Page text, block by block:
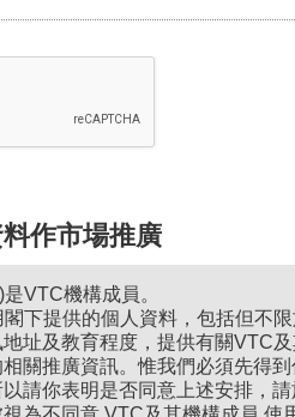
作市場推廣
VTC機構成員。
下提供的個人資料，包括但不
址及教育程度，提供有關VTC
關推廣資訊。惟我們必須先得
請你表明是否同意上述安排，